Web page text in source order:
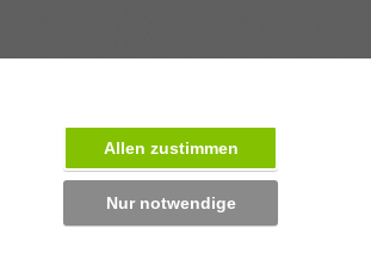
Allen zustimmen
Nur notwendige